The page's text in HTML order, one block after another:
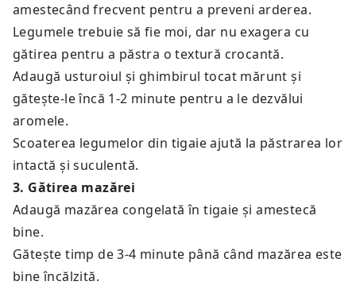
amestecând frecvent pentru a preveni arderea.
Legumele trebuie să fie moi, dar nu exagera cu
gătirea pentru a păstra o textură crocantă.
Adaugă usturoiul și ghimbirul tocat mărunt și
gătește-le încă 1-2 minute pentru a le dezvălui
aromele.
Scoaterea legumelor din tigaie ajută la păstrarea lor
intactă și suculentă.
3. Gătirea mazărei
Adaugă mazărea congelată în tigaie și amestecă
bine.
Gătește timp de 3-4 minute până când mazărea este
bine încălzită.